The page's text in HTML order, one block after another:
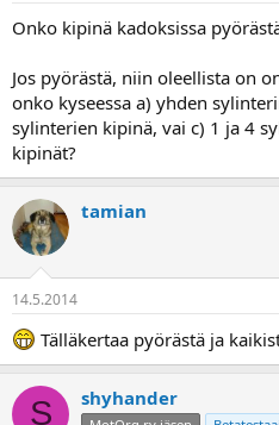
Onko kipinä kadoksissa
Jos pyörästä, niin oleellista on
onko kyseessa a) yhden
sylinterien kipinä, vai c) 1 ja 4
kipinät?
tamian
14.5.2014
Tälläkertaa pyörästä ja
S shyhander